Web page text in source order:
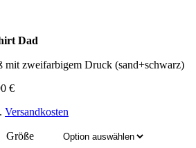
Dad
mit zweifarbigem Druck (sand+schwarz)
€
Versandkosten
Größe